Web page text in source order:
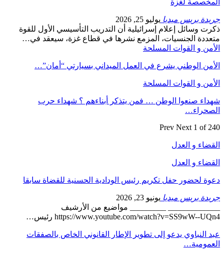
جريدة بريس ميديا يوليو 25, 2026
ذكرت وسائل إعلام إسرائيلية أن التدريب التأسيسي الأول للقوة
متعددة الجنسيات، المزمع نشرها في قطاع غزة، سيعقد في…
الأمن و القوات المسلحة
الأمن الوطني يشرع في العمل الميداني بسيارتي “أمان”…
الأمن و القوات المسلحة
شهداء صنعوا الوطن … فمن يتذكر أبناءهم ؟ شهداء حرب
الصحراء…
Prev Next 1 of 240
القضاء و العدل
القضاء و العدل
دعوة لحضور حفل تكريم رئيس الودادية الحسنية للقضاة سابقا
جريدة بريس ميديا يونيو 23, 2026
_____________ _________ مواضيع من الأرشيف
https://www.youtube.com/watch?v=SS9wW--UQn4 رئيس…
عبد النباوي يدعو إلى تطوير الإطار القانوني الخاص بالصفقات
العمومية…